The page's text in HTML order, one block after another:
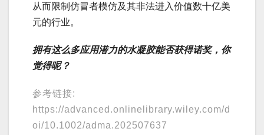
从而限制仿冒者模仿及其非法进入价值数十亿美
元的行业。
拥有这么多应用潜力的水凝胶能否获得诺奖，你
觉得呢？
参考链接:
https://advanced.onlinelibrary.wiley.com/d
oi/10.1002/adma.202507637